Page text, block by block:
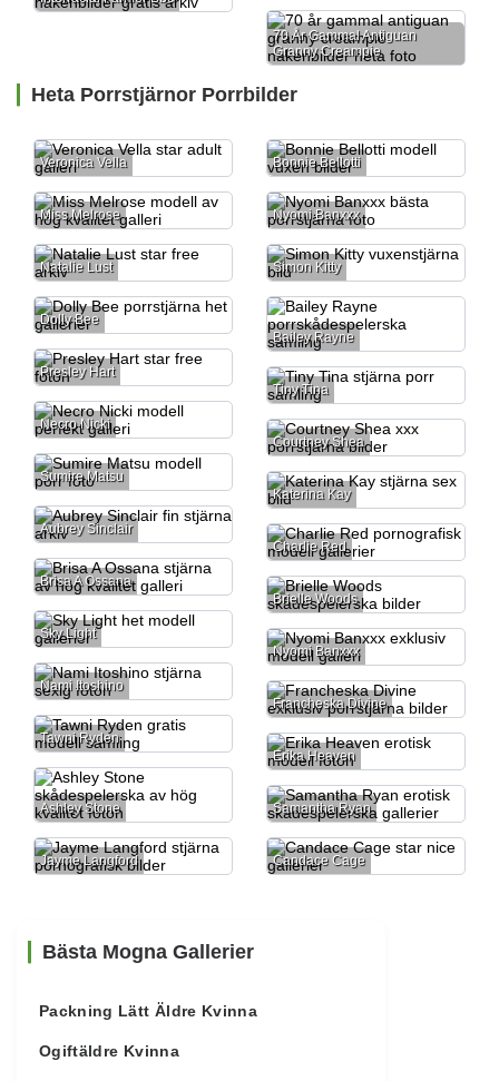
70 År Gammal Antiguan
Granny Creampie
Heta Porrstjärnor Porrbilder
Veronica Vella Bonnie Bellotti
Miss Melrose Nyomi Banxxx
Natalie Lust Simon Kitty
Dolly Bee
Bailey Rayne
Presley Hart
Tiny Tina
Necro Nicki
Courtney Shea
Sumire Matsu
Katerina Kay
Aubrey Sinclair
Charlie Red
Brisa A Ossana
Brielle Woods
Sky Light
Nyomi Banxxx
Nami Itoshino
Francheska Divine
Tawni Ryden
Erika Heaven
Ashley Stone Samantha Ryan
Jayme Langford Candace Cage
Bästa Mogna Gallerier
Packning Lätt Äldre Kvinna
Ogiftäldre Kvinna